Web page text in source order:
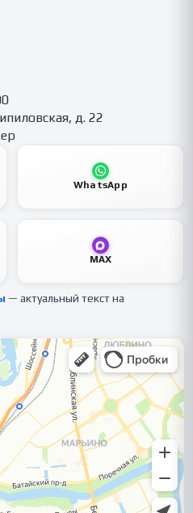
д. 22
WhatsApp
MAX
— актуальный текст на